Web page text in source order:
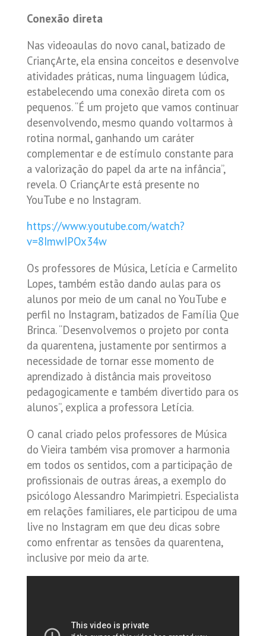
Conexão direta
Nas videoaulas do novo canal, batizado de
CriançArte, ela ensina conceitos e desenvolve
atividades práticas, numa linguagem lúdica,
estabelecendo uma conexão direta com os
pequenos. “É um projeto que vamos continuar
desenvolvendo, mesmo quando voltarmos à
rotina normal, ganhando um caráter
complementar e de estímulo constante para
a valorização do papel da arte na infância”,
revela. O CriançArte está presente no
YouTube e no Instagram.
https://www.youtube.com/watch?
v=8ImwIPOx34w
Os professores de Música, Letícia e Carmelito
Lopes, também estão dando aulas para os
alunos por meio de um canal no YouTube e
perfil no Instagram, batizados de Família Que
Brinca. “Desenvolvemos o projeto por conta
da quarentena, justamente por sentirmos a
necessidade de tornar esse momento de
aprendizado à distância mais proveitoso
pedagogicamente e também divertido para os
alunos”, explica a professora Letícia.
O canal criado pelos professores de Música
do Vieira também visa promover a harmonia
em todos os sentidos, com a participação de
profissionais de outras áreas, a exemplo do
psicólogo Alessandro Marimpietri. Especialista
em relações familiares, ele participou de uma
live no Instagram em que deu dicas sobre
como enfrentar as tensões da quarentena,
inclusive por meio da arte.